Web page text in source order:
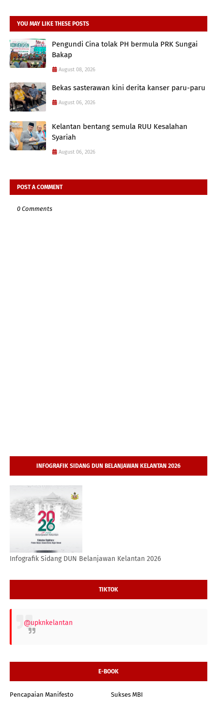
YOU MAY LIKE THESE POSTS
Pengundi Cina tolak PH bermula PRK Sungai
Bakap
August 08, 2026
Bekas sasterawan kini derita kanser paru-paru
August 06, 2026
Kelantan bentang semula RUU Kesalahan
Syariah
August 06, 2026
POST A COMMENT
0 Comments
INFOGRAFIK SIDANG DUN BELANJAWAN KELANTAN 2026
Infografik Sidang DUN Belanjawan Kelantan 2026
TIKTOK
@upknkelantan
E-BOOK
Pencapaian Manifesto Sukses MBI